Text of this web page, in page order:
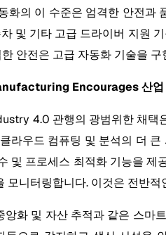
화의 이 수준은 엄격한 안전
및 기타 고급 드라이버 지원
안전은 고급 자동화 기술을
Encourages 산업
4.0 관행의 광범위한 채
라우드 컴퓨팅 및 분석의 더
및 프로세스 최적화 기능을
모니터링합니다. 이것은 전반
화 및 자산 추적과 같은 스마